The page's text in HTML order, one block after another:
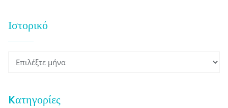
Ιστορικό
Ιστορικό
Kατηγορίες